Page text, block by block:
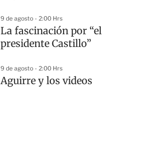
9 de agosto - 2:00 Hrs
La fascinación por “el
presidente Castillo”
9 de agosto - 2:00 Hrs
Aguirre y los videos